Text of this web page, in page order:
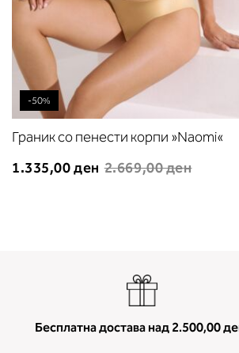
-50%
Граник со пенести корпи »Naomi«
1.335,00 ден 2.669,00 ден
Бесплатна достава над 2.500,00